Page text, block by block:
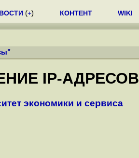
(+) КОНТЕНТ WIKI
"
IP-АДРЕСОВ
экономики и сервиса